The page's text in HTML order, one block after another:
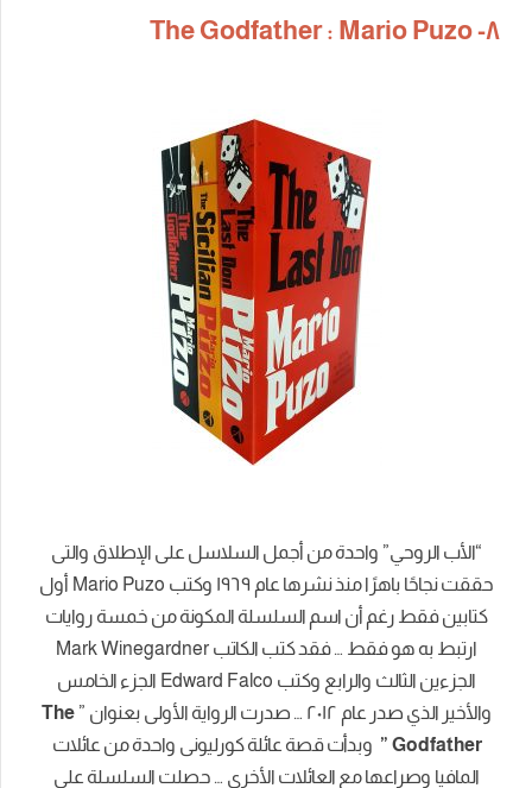
٨- The Godfather : Mario Puzo
“الأب الروحي” واحدة من أجمل السلاسل على الإطلاق والتى
حققت نجاحًا باهرًا منذ نشرها عام ١٩٦٩ وكتب Mario Puzo أول
كتابين فقط رغم أن اسم السلسلة المكونة من خمسة روايات
ارتبط به هو فقط … فقد كتب الكاتب Mark Winegardner
الجزءين الثالث والرابع وكتب Edward Falco الجزء الخامس
والأخير الذي صدر عام ٢٠١٢ … صدرت الرواية الأولى بعنوان ”
The
Godfather ”
وبدأت قصة عائلة كورليونى واحدة من عائلات
المافيا وصراعها مع العائلات الأخرى … حصلت السلسلة على